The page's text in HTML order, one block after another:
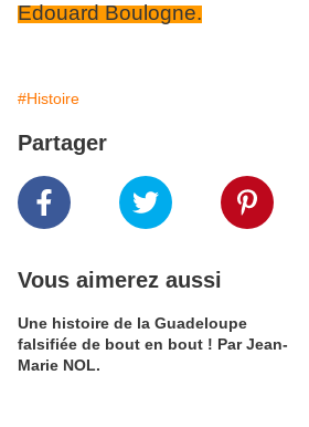
Edouard Boulogne.
#Histoire
Partager
Vous aimerez aussi
Une histoire de la Guadeloupe
falsifiée de bout en bout ! Par Jean-
Marie NOL.